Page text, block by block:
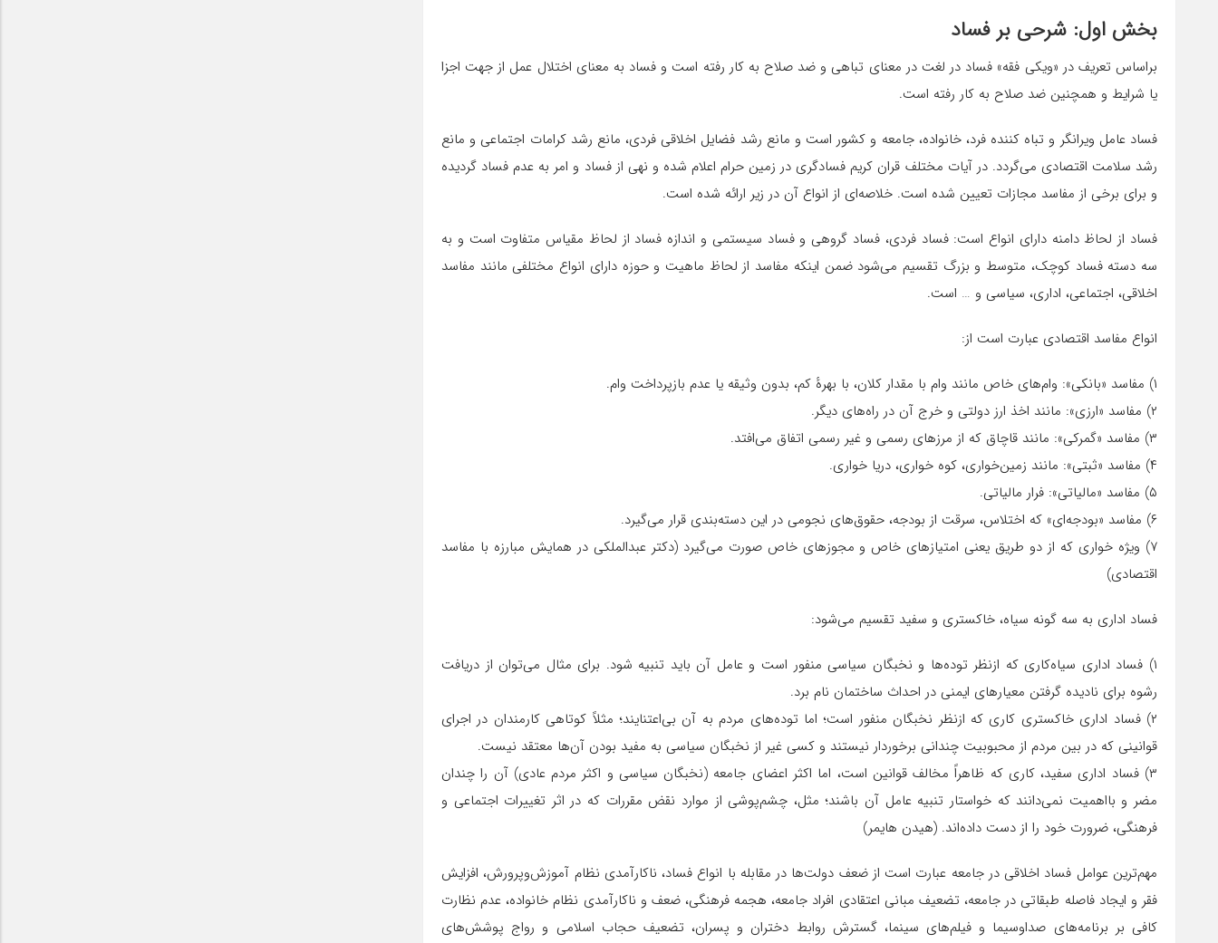
بخش اول: شرحی بر فساد
براساس تعریف در «ویکی فقه» فساد در لغت در معنای تباهی و ضد صلاح به کار رفته است و فساد به معنای اختلال عمل از جهت اجزا
یا شرایط و همچنین ضد صلاح به کار رفته است.
فساد عامل ویرانگر و تباه کننده فرد، خانواده، جامعه و کشور است و مانع رشد فضایل اخلاقی فردی، مانع رشد کرامات اجتماعی و مانع
رشد سلامت اقتصادی می‌گردد. در آیات مختلف قران کریم فسادگری در زمین حرام اعلام شده و نهی از فساد و امر به عدم فساد گردیده
و برای برخی از مفاسد مجازات تعیین شده است. خلاصه‌ای از انواع آن در زیر ارائه شده است.
فساد از لحاظ دامنه دارای انواع است: فساد فردی، فساد گروهی و فساد سیستمی و اندازه فساد از لحاظ مقیاس متفاوت است و به
سه دسته فساد کوچک، متوسط و بزرگ تقسیم می‌شود ضمن اینکه مفاسد از لحاظ ماهیت و حوزه دارای انواع مختلفی مانند مفاسد
اخلاقی، اجتماعی، اداری، سیاسی و … است.
انواع مفاسد اقتصادی عبارت است از:
۱) مفاسد «بانکی»: وام‌های خاص مانند وام با مقدار کلان، با بهرهٔ کم، بدون وثیقه یا عدم بازپرداخت وام.
۲) مفاسد «ارزی»: مانند اخذ ارز دولتی و خرج آن در راه‌های دیگر.
۳) مفاسد «گمرکی»: مانند قاچاق که از مرزهای رسمی و غیر رسمی اتفاق می‌افتد.
۴) مفاسد «ثبتی»: مانند زمین‌خواری، کوه خواری، دریا خواری.
۵) مفاسد «مالیاتی»: فرار مالیاتی.
۶) مفاسد «بودجه‌ای» که اختلاس، سرقت از بودجه، حقوق‌های نجومی در این دسته‌بندی قرار می‌گیرد.
۷) ویژه خواری که از دو طریق یعنی امتیازهای خاص و مجوزهای خاص صورت می‌گیرد (دکتر عبدالملکی در همایش مبارزه با مفاسد
اقتصادی)
فساد اداری به سه گونه سیاه، خاکستری و سفید تقسیم می‌شود:
۱) فساد اداری سیاه‌کاری که ازنظر توده‌ها و نخبگان سیاسی منفور است و عامل آن باید تنبیه شود. برای مثال می‌توان از دریافت
رشوه برای نادیده گرفتن معیارهای ایمنی در احداث ساختمان نام برد.
۲) فساد اداری خاکستری کاری که ازنظر نخبگان منفور است؛ اما توده‌های مردم به آن بی‌اعتنایند؛ مثلاً کوتاهی کارمندان در اجرای
قوانینی که در بین مردم از محبوبیت چندانی برخوردار نیستند و کسی غیر از نخبگان سیاسی به مفید بودن آن‌ها معتقد نیست.
۳) فساد اداری سفید، کاری که ظاهراً مخالف قوانین است، اما اکثر اعضای جامعه (نخبگان سیاسی و اکثر مردم عادی) آن را چندان
مضر و بااهمیت نمی‌دانند که خواستار تنبیه عامل آن باشند؛ مثل، چشم‌پوشی از موارد نقض مقررات که در اثر تغییرات اجتماعی و
فرهنگی، ضرورت خود را از دست داده‌اند. (هیدن هایمر)
مهم‌ترین عوامل فساد اخلاقی در جامعه عبارت است از ضعف دولت‌ها در مقابله با انواع فساد، ناکارآمدی نظام آموزش‌وپرورش، افزایش
فقر و ایجاد فاصله طبقاتی در جامعه، تضعیف مبانی اعتقادی افراد جامعه، هجمه فرهنگی، ضعف و ناکارآمدی نظام خانواده، عدم نظارت
کافی بر برنامه‌های صداوسیما و فیلم‌های سینما، گسترش روابط دختران و پسران، تضعیف حجاب اسلامی و رواج پوشش‌های